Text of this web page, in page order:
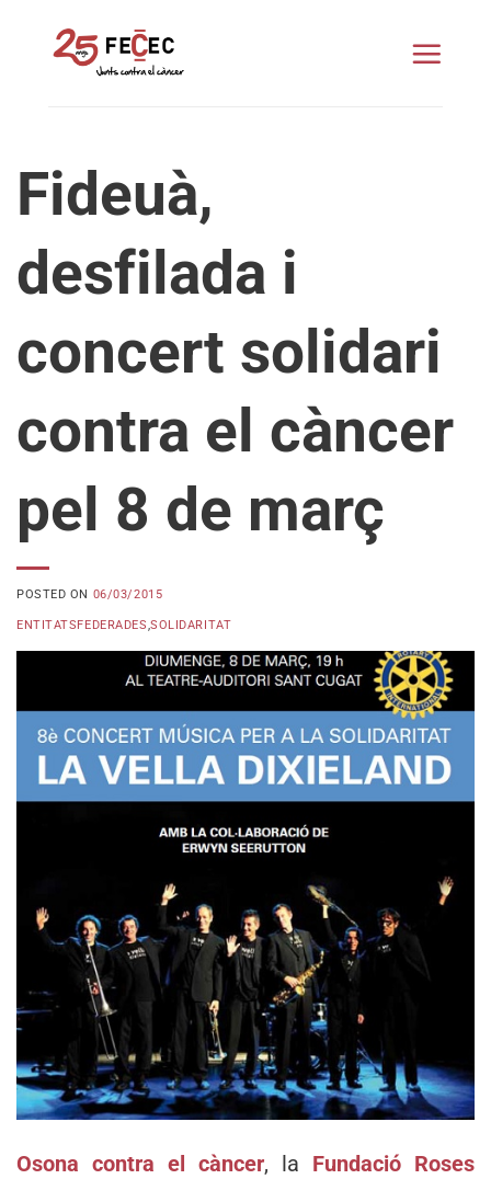
Fideuà,
desfilada i
concert solidari
contra el càncer
pel 8 de març
POSTED ON 06/03/2015
ENTITATSFEDERADES,SOLIDARITAT
Osona contra el càncer, la Fundació Roses